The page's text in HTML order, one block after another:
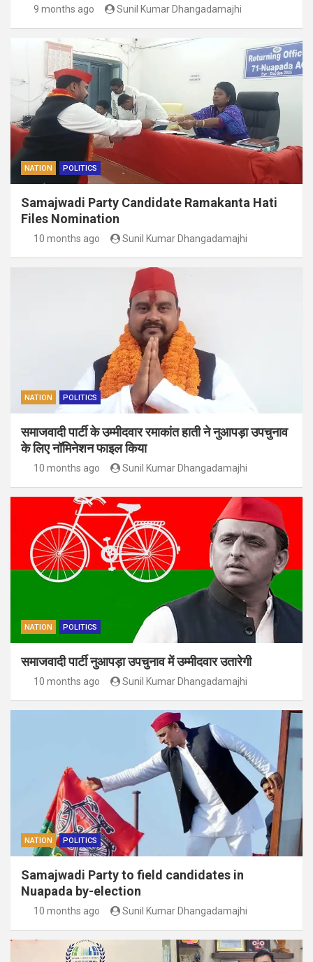
9 months ago Sunil Kumar Dhangadamajhi
NATION POLITICS
Samajwadi Party Candidate Ramakanta Hati
Files Nomination
10 months ago Sunil Kumar Dhangadamajhi
NATION POLITICS
समाजवादी पार्टी के उम्मीदवार रमाकांत हाती ने नुआपड़ा उपचुनाव
के लिए नॉमिनेशन फाइल किया
10 months ago Sunil Kumar Dhangadamajhi
NATION POLITICS
समाजवादी पार्टी नुआपड़ा उपचुनाव में उम्मीदवार उतारेगी
10 months ago Sunil Kumar Dhangadamajhi
NATION POLITICS
Samajwadi Party to field candidates in
Nuapada by-election
10 months ago Sunil Kumar Dhangadamajhi